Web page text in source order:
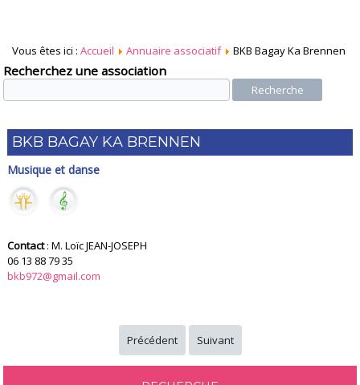
Vous êtes ici :Accueil Annuaire associatif BKB Bagay Ka Brennen
Recherchez une association
Recherche
BKB BAGAY KA BRENNEN
Musique et danse
Contact: M. Loïc JEAN-JOSEPH
06 13 88 79 35
bkb972@gmail.com
Précédent Suivant